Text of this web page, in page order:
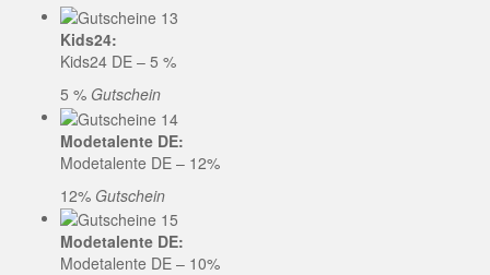
Kids24:
Kids24 DE – 5 %
5 % Gutschein
Modetalente DE:
Modetalente DE – 12%
12% Gutschein
Modetalente DE:
Modetalente DE – 10%